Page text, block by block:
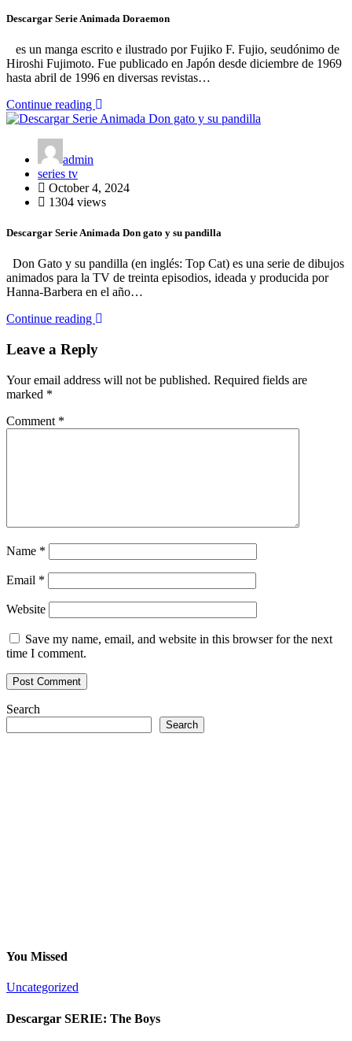
Descargar Serie Animada Doraemon
es un manga escrito e ilustrado por Fujiko F. Fujio, seudónimo de
Hiroshi Fujimoto.​ Fue publicado en Japón desde diciembre de 1969
hasta abril de 1996 en diversas revistas…
Continue reading
admin
series tv
October 4, 2024
1304 views
Descargar Serie Animada Don gato y su pandilla
Don Gato y su pandilla (en inglés: Top Cat) es una serie de dibujos
animados para la TV de treinta episodios, ideada y producida por
Hanna-Barbera en el año…
Continue reading
Leave a Reply
Your email address will not be published. Required fields are
marked *
Comment *
Name *
Email *
Website
Save my name, email, and website in this browser for the next
time I comment.
Search
Search
You Missed
Uncategorized
Descargar SERIE: The Boys